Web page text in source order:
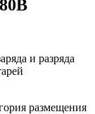
и разряда
размещения